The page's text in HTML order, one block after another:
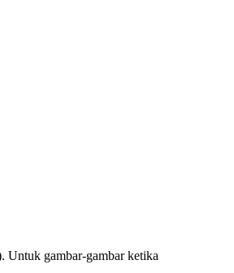
Untuk gambar-gambar ketika